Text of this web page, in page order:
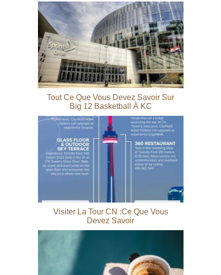
Tout Ce Que Vous Devez Savoir Sur
Big 12 Basketball À KC
Visiter La Tour CN :ce Que Vous
Devez Savoir